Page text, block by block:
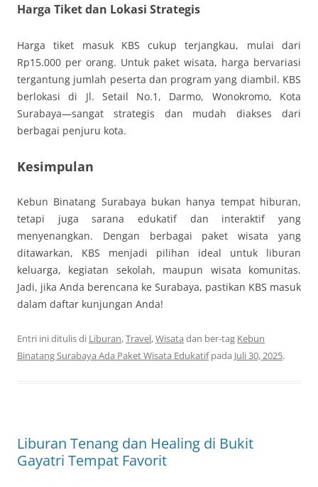
Harga Tiket dan Lokasi Strategis
Harga tiket masuk KBS cukup terjangkau, mulai dari
Rp15.000 per orang. Untuk paket wisata, harga bervariasi
tergantung jumlah peserta dan program yang diambil. KBS
berlokasi di Jl. Setail No.1, Darmo, Wonokromo, Kota
Surabaya—sangat strategis dan mudah diakses dari
berbagai penjuru kota.
Kesimpulan
Kebun Binatang Surabaya bukan hanya tempat hiburan,
tetapi juga sarana edukatif dan interaktif yang
menyenangkan. Dengan berbagai paket wisata yang
ditawarkan, KBS menjadi pilihan ideal untuk liburan
keluarga, kegiatan sekolah, maupun wisata komunitas.
Jadi, jika Anda berencana ke Surabaya, pastikan KBS masuk
dalam daftar kunjungan Anda!
Entri ini ditulis di Liburan,Travel,Wisata dan ber-tag Kebun
Binatang Surabaya Ada Paket Wisata Edukatifpada Juli 30, 2025.
Liburan Tenang dan Healing di Bukit
Gayatri Tempat Favorit